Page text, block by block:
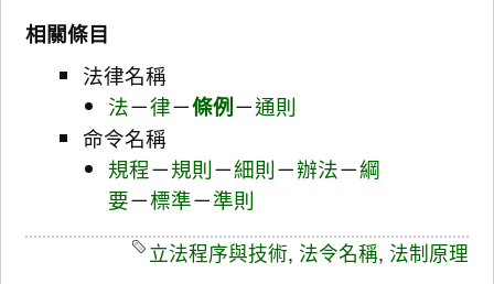
相關條目
法律名稱
法－律－條例－通則
命令名稱
規程－規則－細則－辦法－綱
要－標準－準則
立法程序與技術, 法令名稱, 法制原理